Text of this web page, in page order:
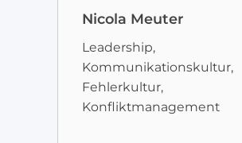
Nicola Meuter
Leadership,
Kommunikationskultur,
Fehlerkultur,
Konfliktmanagement